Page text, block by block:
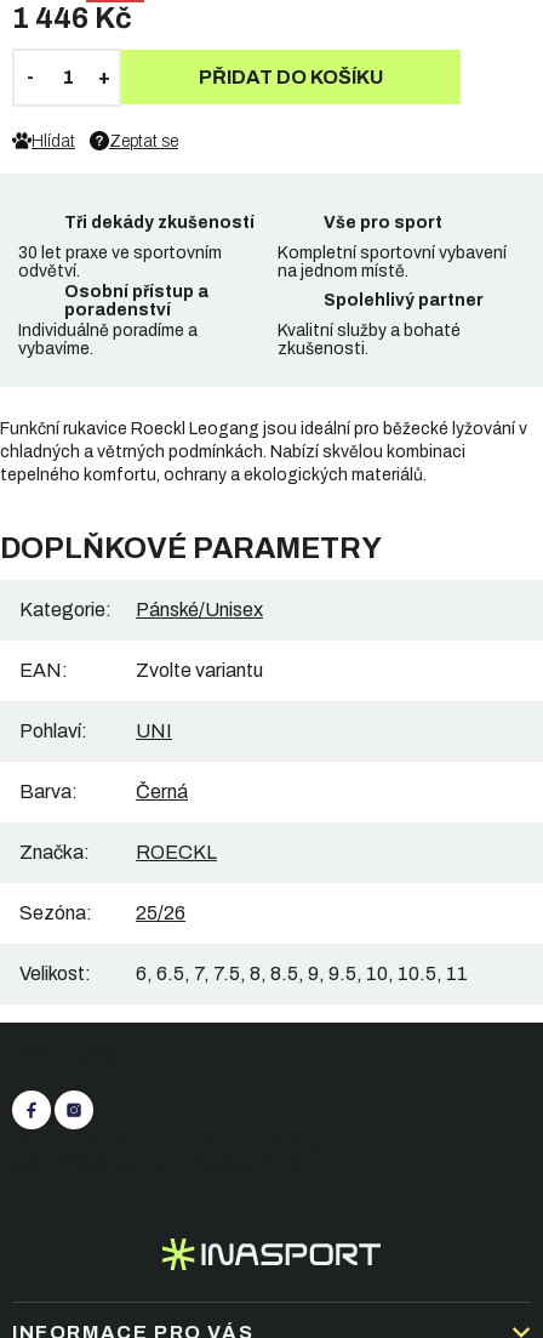
1 446 Kč
PŘIDAT DO KOŠÍKU
Zeptat se
Hlídat
Tři dekády zkušeností
30 let praxe ve sportovním
odvětví.
Vše pro sport
Kompletní sportovní vybavení
na jednom místě.
Osobní přístup a
poradenství
Individuálně poradíme a
vybavíme.
Spolehlivý partner
Kvalitní služby a bohaté
zkušenosti.
Funkční rukavice Roeckl Leogang jsou ideální pro běžecké lyžování v
chladných a větrných podmínkách. Nabízí skvělou kombinaci
tepelného komfortu, ochrany a ekologických materiálů.
DOPLŇKOVÉ PARAMETRY
Kategorie: Pánské/Unisex
EAN: Zvolte variantu
Pohlaví: UNI
Barva: Černá
Značka: ROECKL
Sezóna: 25/26
Velikost: 6, 6.5, 7, 7.5, 8, 8.5, 9, 9.5, 10, 10.5, 11
a
INFORMACE PRO VÁS